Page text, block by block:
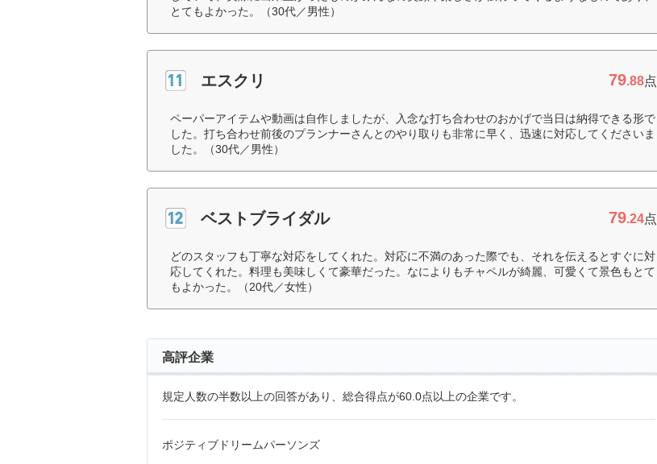
とてもよかった。（30代／男性）
エスクリ 79.88点
ペーパーアイテムや動画は自作しましたが、入念な打ち合わせのおかげで当日は納得できる形で
した。打ち合わせ前後のプランナーさんとのやり取りも非常に早く、迅速に対応してくださいま
した。（30代／男性）
ベストブライダル 79.24点
どのスタッフも丁寧な対応をしてくれた。対応に不満のあった際でも、それを伝えるとすぐに対
応してくれた。料理も美味しくて豪華だった。なによりもチャペルが綺麗、可愛くて景色もとて
もよかった。（20代／女性）
高評企業
規定人数の半数以上の回答があり、総合得点が60.0点以上の企業です。
ポジティブドリームパーソンズ